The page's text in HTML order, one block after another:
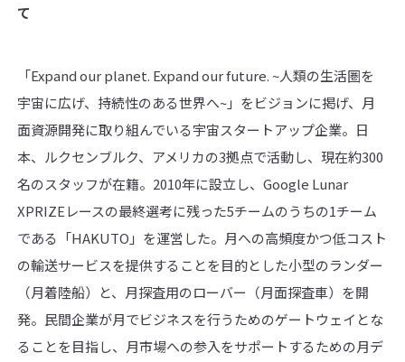
て
「Expand our planet. Expand our future. ~人類の生活圏を
宇宙に広げ、持続性のある世界へ~」をビジョンに掲げ、月
面資源開発に取り組んでいる宇宙スタートアップ企業。日
本、ルクセンブルク、アメリカの3拠点で活動し、現在約300
名のスタッフが在籍。2010年に設立し、Google Lunar
XPRIZEレースの最終選考に残った5チームのうちの1チーム
である「HAKUTO」を運営した。月への高頻度かつ低コスト
の輸送サービスを提供することを目的とした小型のランダー
（月着陸船）と、月探査用のローバー（月面探査車）を開
発。民間企業が月でビジネスを行うためのゲートウェイとな
ることを目指し、月市場への参入をサポートするための月デ